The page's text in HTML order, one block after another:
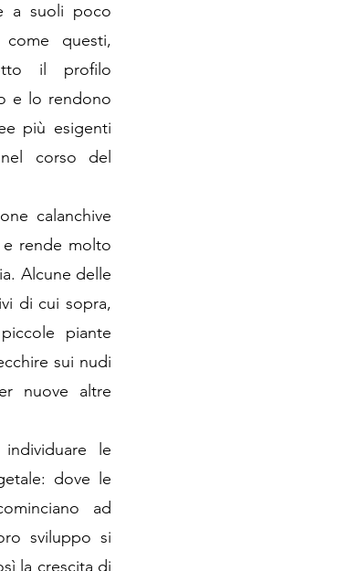
a suoli poco
questi,
il profilo
e lo rendono
più esigenti
corso del
calanchive
rende molto
Alcune delle
di cui sopra,
piante
sui nudi
nuove altre
le
dove le
ad
sviluppo si
la crescita di